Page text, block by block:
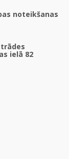
noteikšanas
ielā 82